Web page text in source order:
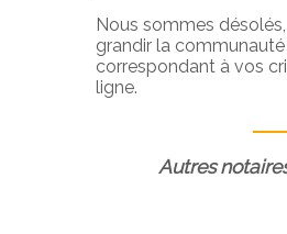
Nous sommes
grandir la
correspondant à vos
ligne.
Autres